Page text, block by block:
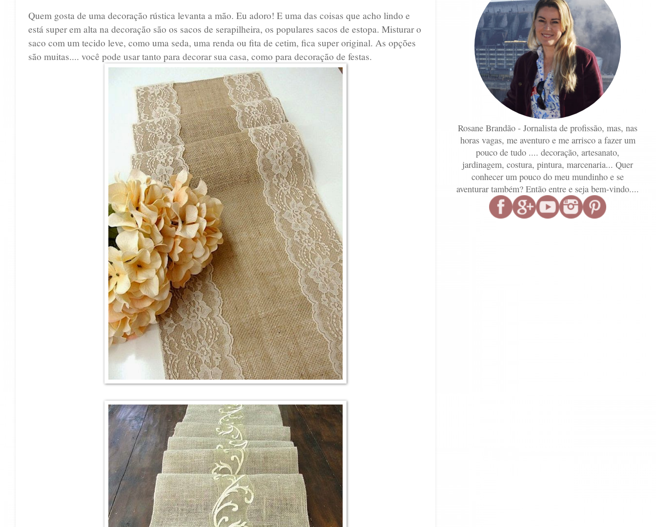
Quem gosta de uma decoração rústica levanta a mão. Eu adoro! E uma das coisas que acho lindo e
está super em alta na decoração são os sacos de serapilheira, os populares sacos de estopa. Misturar o
saco com um tecido leve, como uma seda, uma renda ou fita de cetim, fica super original. As opções
são muitas.... você pode usar tanto para decorar sua casa, como para decoração de festas.
Rosane Brandão - Jornalista de profissão, mas, nas
horas vagas, me aventuro e me arrisco a fazer um
pouco de tudo .... decoração, artesanato,
jardinagem, costura, pintura, marcenaria... Quer
conhecer um pouco do meu mundinho e se
aventurar também? Então entre e seja bem-vindo....